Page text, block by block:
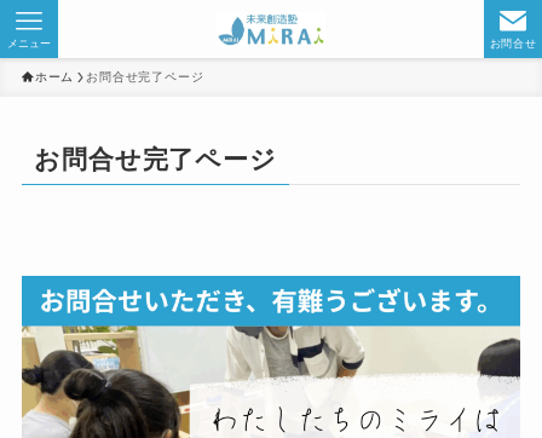
お問合せ
メニュー
ホーム お問合せ完了ページ
お問合せ完了ページ